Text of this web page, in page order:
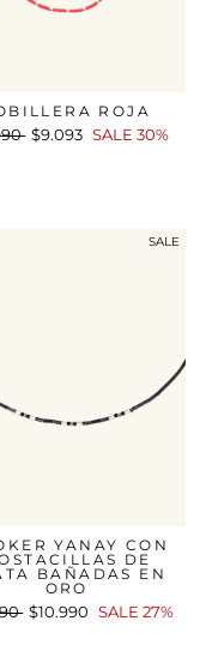
ROJA
Precio
$9.093 SALE 30%
SALE
YANAY CON
DE
BAÑADAS EN
ORO
Precio
$10.990 SALE 27%